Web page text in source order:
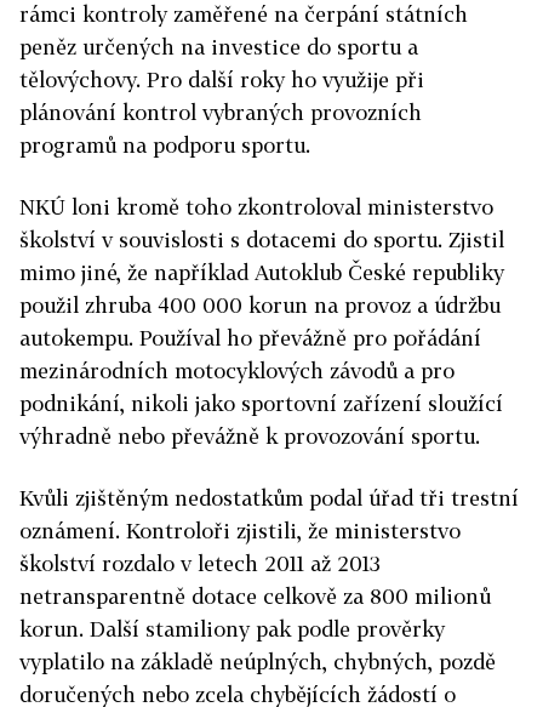
rámci kontroly zaměřené na čerpání státních
peněz určených na investice do sportu a
tělovýchovy. Pro další roky ho využije při
plánování kontrol vybraných provozních
programů na podporu sportu.
NKÚ loni kromě toho zkontroloval ministerstvo
školství v souvislosti s dotacemi do sportu. Zjistil
mimo jiné, že například Autoklub České republiky
použil zhruba 400 000 korun na provoz a údržbu
autokempu. Používal ho převážně pro pořádání
mezinárodních motocyklových závodů a pro
podnikání, nikoli jako sportovní zařízení sloužící
výhradně nebo převážně k provozování sportu.
Kvůli zjištěným nedostatkům podal úřad tři trestní
oznámení. Kontroloři zjistili, že ministerstvo
školství rozdalo v letech 2011 až 2013
netransparentně dotace celkově za 800 milionů
korun. Další stamiliony pak podle prověrky
vyplatilo na základě neúplných, chybných, pozdě
doručených nebo zcela chybějících žádostí o